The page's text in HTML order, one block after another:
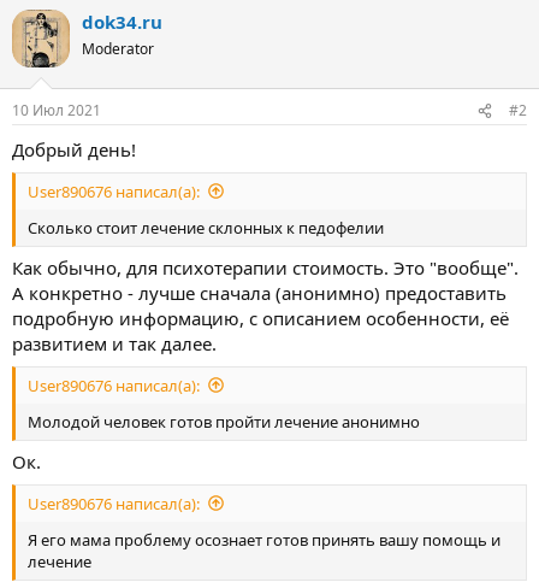
dok34.ru
Moderator
10 Июл 2021 #2
Добрый день!
User890676 написал(а):
Сколько стоит лечение склонных к педофелии
Как обычно, для психотерапии стоимость. Это "вообще".
А конкретно - лучше сначала (анонимно) предоставить
подробную информацию, с описанием особенности, её
развитием и так далее.
User890676 написал(а):
Молодой человек готов пройти лечение анонимно
Ок.
User890676 написал(а):
Я его мама проблему осознает готов принять вашу помощь и
лечение